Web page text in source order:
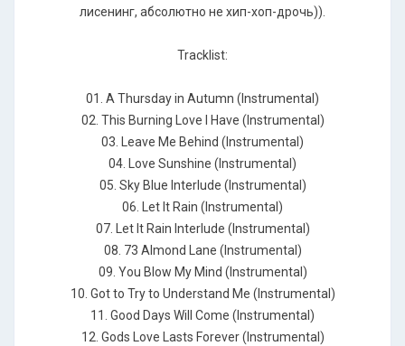
лисенинг, абсолютно не хип-хоп-дрочь)).
Tracklist:
01. A Thursday in Autumn (Instrumental)
02. This Burning Love I Have (Instrumental)
03. Leave Me Behind (Instrumental)
04. Love Sunshine (Instrumental)
05. Sky Blue Interlude (Instrumental)
06. Let It Rain (Instrumental)
07. Let It Rain Interlude (Instrumental)
08. 73 Almond Lane (Instrumental)
09. You Blow My Mind (Instrumental)
10. Got to Try to Understand Me (Instrumental)
11. Good Days Will Come (Instrumental)
12. Gods Love Lasts Forever (Instrumental)